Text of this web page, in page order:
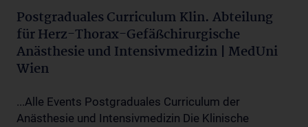
Postgraduales Curriculum Klin. Abteilung
für Herz-Thorax-Gefäßchirurgische
Anästhesie und Intensivmedizin | MedUni
Wien
...Alle Events Postgraduales Curriculum der
Anästhesie und Intensivmedizin Die Klinische